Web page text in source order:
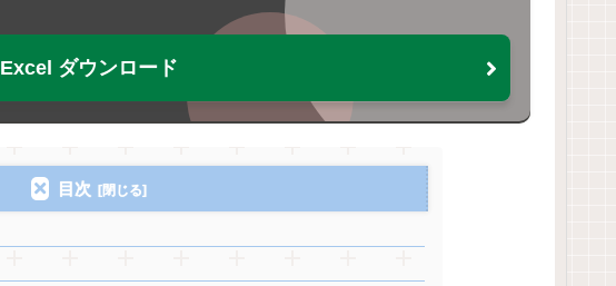
Excel ダウンロード
目次